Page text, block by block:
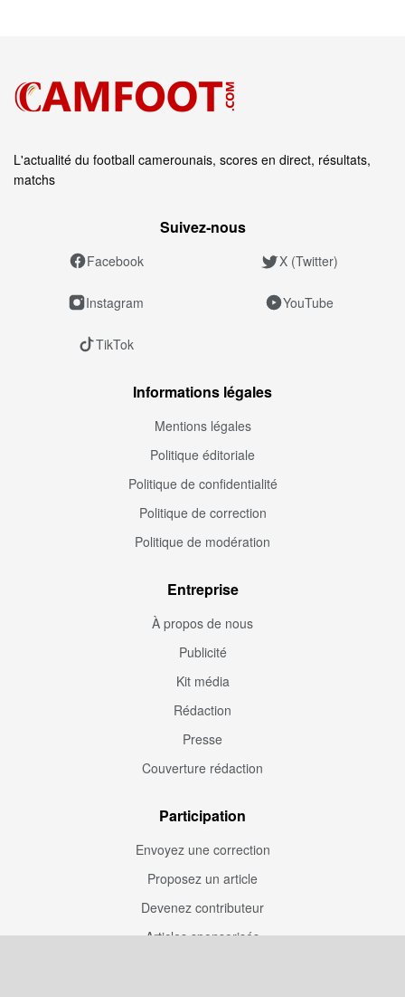
L'actualité du football camerounais, scores en direct, résultats,
matchs
Suivez‑nous
Facebook X (Twitter)
Instagram YouTube
TikTok
Informations légales
Mentions légales
Politique éditoriale
Politique de confidentialité
Politique de correction
Politique de modération
Entreprise
À propos de nous
Publicité
Kit média
Rédaction
Presse
Couverture rédaction
Participation
Envoyez une correction
Proposez un article
Devenez contributeur
Articles sponsorisés